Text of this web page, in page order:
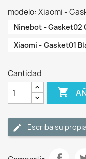
modelo: Xiaomi -
Ninebot - Gasket02
Xiaomi - Gasket01
Cantidad

Escriba su